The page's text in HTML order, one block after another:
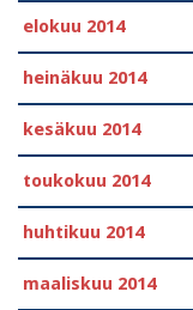
elokuu 2014
heinäkuu 2014
kesäkuu 2014
toukokuu 2014
huhtikuu 2014
maaliskuu 2014